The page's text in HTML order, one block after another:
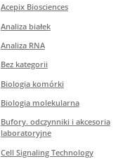
Acepix Biosciences
Analiza białek
Analiza RNA
Bez kategorii
Biologia komórki
Biologia molekularna
Bufory. odczynniki i akcesoria
laboratoryjne
Cell Signaling Technology